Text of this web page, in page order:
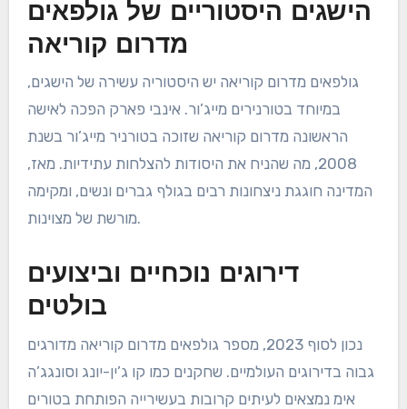
הישגים היסטוריים של גולפאים
מדרום קוריאה
גולפאים מדרום קוריאה יש היסטוריה עשירה של הישגים,
במיוחד בטורנירים מייג’ור. אינבי פארק הפכה לאישה
הראשונה מדרום קוריאה שזוכה בטורניר מייג’ור בשנת
2008, מה שהניח את היסודות להצלחות עתידיות. מאז,
המדינה חוגגת ניצחונות רבים בגולף גברים ונשים, ומקימה
מורשת של מצוינות.
דירוגים נוכחיים וביצועים
בולטים
נכון לסוף 2023, מספר גולפאים מדרום קוריאה מדורגים
גבוה בדירוגים העולמיים. שחקנים כמו קו ג’ין-יונג וסונגג’ה
אימ נמצאים לעיתים קרובות בעשירייה הפותחת בטורים